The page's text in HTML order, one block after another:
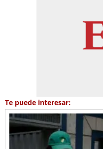
Te puede interesar: